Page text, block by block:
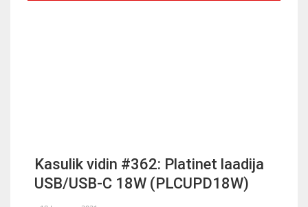
Kasulik vidin #362: Platinet laadija
USB/USB-C 18W (PLCUPD18W)